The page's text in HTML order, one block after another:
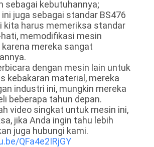
sebagai kebutuhannya;
ini juga sebagai standar BS476
kita harus memeriksa standar
memodifikasi mesin
mereka sangat
dengan mesin lain untuk
kebakaran material, mereka
industri ini, mungkin mereka
beberapa tahun depan.
video singkat untuk mesin ini,
jika Anda ingin tahu lebih
juga hubungi kami.
QFa4e2IRjGY